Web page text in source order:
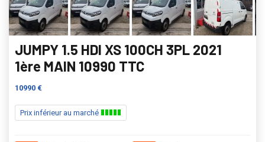
JUMPY 1.5 HDI XS 100CH 3PL 2021
1ère MAIN 10990 TTC
10990 €
Prix inférieur au marché